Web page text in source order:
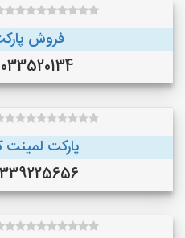
فروش
09033520134
پارکت
09339225656